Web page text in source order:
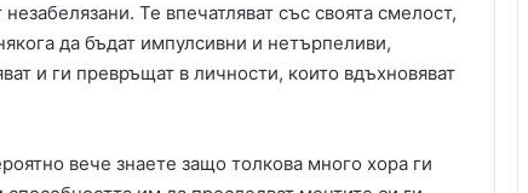
Те впечатляват със своята смелост,
да бъдат импулсивни и нетърпеливи,
и ги превръщат в личности, които вдъхновяват
вече знаете защо толкова много хора ги